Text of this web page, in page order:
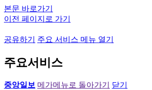
본문 바로가기
이전 페이지로 가기
공유하기 주요 서비스 메뉴 열기
주요서비스
중앙일보 메가메뉴로 돌아가기
닫기